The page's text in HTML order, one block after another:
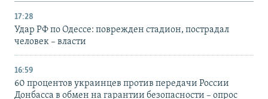
17:28
Удар РФ по Одессе: поврежден стадион, пострадал
человек – власти
16:59
60 процентов украинцев против передачи России
Донбасса в обмен на гарантии безопасности – опрос